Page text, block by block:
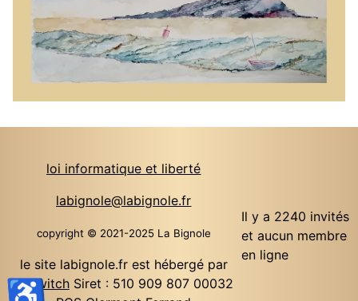
loi informatique et liberté
labignole@labignole.fr
copyright © 2021-2025 La Bignole
le site labignole.fr est hébergé par
o2switchSiret : 510 909 807 00032
Il y a 2240 invités
et aucun membre
en ligne